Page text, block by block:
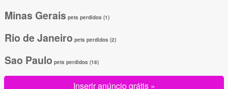
Minas Gerais pets perdidos (1)
Rio de Janeiro pets perdidos (2)
Sao Paulo pets perdidos (18)
Inserir anúncio grátis »